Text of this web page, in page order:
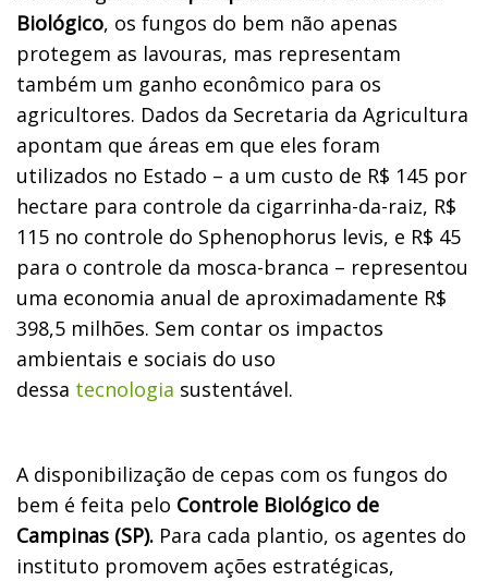
Biológico, os fungos do bem não apenas
protegem as lavouras, mas representam
também um ganho econômico para os
agricultores. Dados da Secretaria da Agricultura
apontam que áreas em que eles foram
utilizados no Estado – a um custo de R$ 145 por
hectare para controle da cigarrinha-da-raiz, R$
115 no controle do Sphenophorus levis, e R$ 45
para o controle da mosca-branca – representou
uma economia anual de aproximadamente R$
398,5 milhões. Sem contar os impactos
ambientais e sociais do uso
dessa tecnologia sustentável.
A disponibilização de cepas com os fungos do
bem é feita pelo Controle Biológico de
Campinas (SP). Para cada plantio, os agentes do
instituto promovem ações estratégicas,